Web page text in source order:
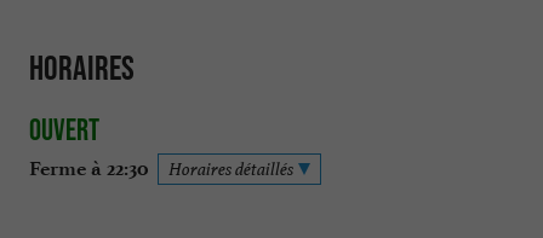
Horaires
Ouvert
Ferme à 22:30 Horaires détaillés